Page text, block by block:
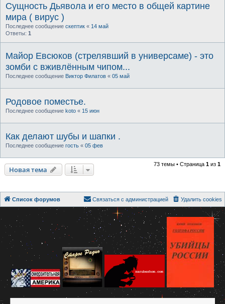
Сущность Дьявола и его место в общей картине
мира ( вирус )
Последнее сообщение скептик « 14 май
Ответы: 1
Майор Евсюков (стрелявший в универсаме) - это
зомби с вживлённым чипом...
Последнее сообщение Виктор Филатов « 05 май
Родовое поместье.
Последнее сообщение koto « 15 июн
Как делают шубы и шапки .
Последнее сообщение гость « 05 фев
Новая тема
73 темы • Страница 1 из 1
Список форумов Удалить cookies
Связаться с администрацией